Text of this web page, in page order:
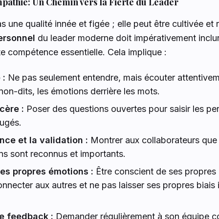
une qualité innée et figée ; elle peut être cultivée et
du leader moderne doit impérativement
compétence essentielle. Cela implique :
: Ne pas seulement entendre, mais écouter
dits, les émotions derrière les mots.
: Poser des questions ouvertes pour saisir les
et la validation : Montrer aux collaborateurs
sont reconnus et importants.
propres émotions : Être conscient de ses
aux autres et ne pas laisser ses propres biais
feedback : Demander régulièrement à son équipe